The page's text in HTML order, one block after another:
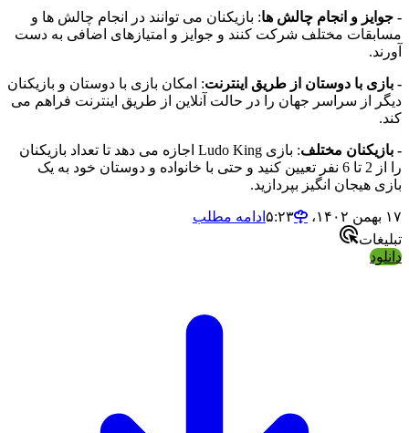
- جوایز و انجام چالش ها: بازیکنان می توانند در انجام چالش ها و
مسابقات مختلف شرکت کنند و جوایز و امتیازهای اضافی به دست
آورند.
- بازی با دوستان از طریق اینترنت: امکان بازی با دوستان و بازیکنان
دیگر از سراسر جهان را در حالت آنلاین از طریق اینترنت فراهم می
کند.
- بازیکنان مختلف
: بازی Ludo King اجازه می دهد تا تعداد بازیکنان
را از 2 تا 6 نفر تعیین کنید و حتی با خانواده و دوستان خود به یک
بازی هیجان انگیز بپردازید.
۱۷ بهمن ۱۴۰۲،‏ ۵:۲۳
ادامه مطلب
تبلیغات
دانلود